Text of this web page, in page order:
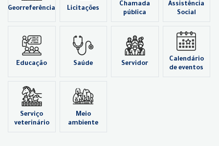
Georreferência Licitações
Chamada
pública
Assistência
Social
Educação Saúde Servidor
Calendário
de eventos
Serviço
veterinário
Meio
ambiente